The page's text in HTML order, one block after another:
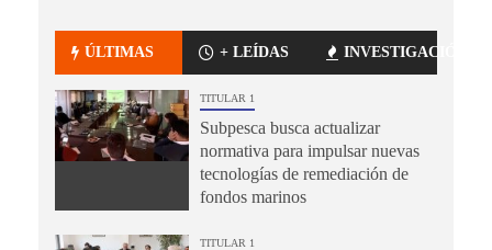
ÚLTIMAS + LEÍDAS INVESTIGACIÓN
TITULAR 1
Subpesca busca actualizar
normativa para impulsar nuevas
tecnologías de remediación de
fondos marinos
TITULAR 1